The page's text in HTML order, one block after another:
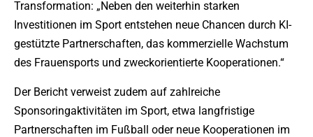
Transformation: „Neben den weiterhin starken
Investitionen im Sport entstehen neue Chancen durch KI-
gestützte Partnerschaften, das kommerzielle Wachstum
des Frauensports und zweckorientierte Kooperationen.“
Der Bericht verweist zudem auf zahlreiche
Sponsoringaktivitäten im Sport, etwa langfristige
Partnerschaften im Fußball oder neue Kooperationen im